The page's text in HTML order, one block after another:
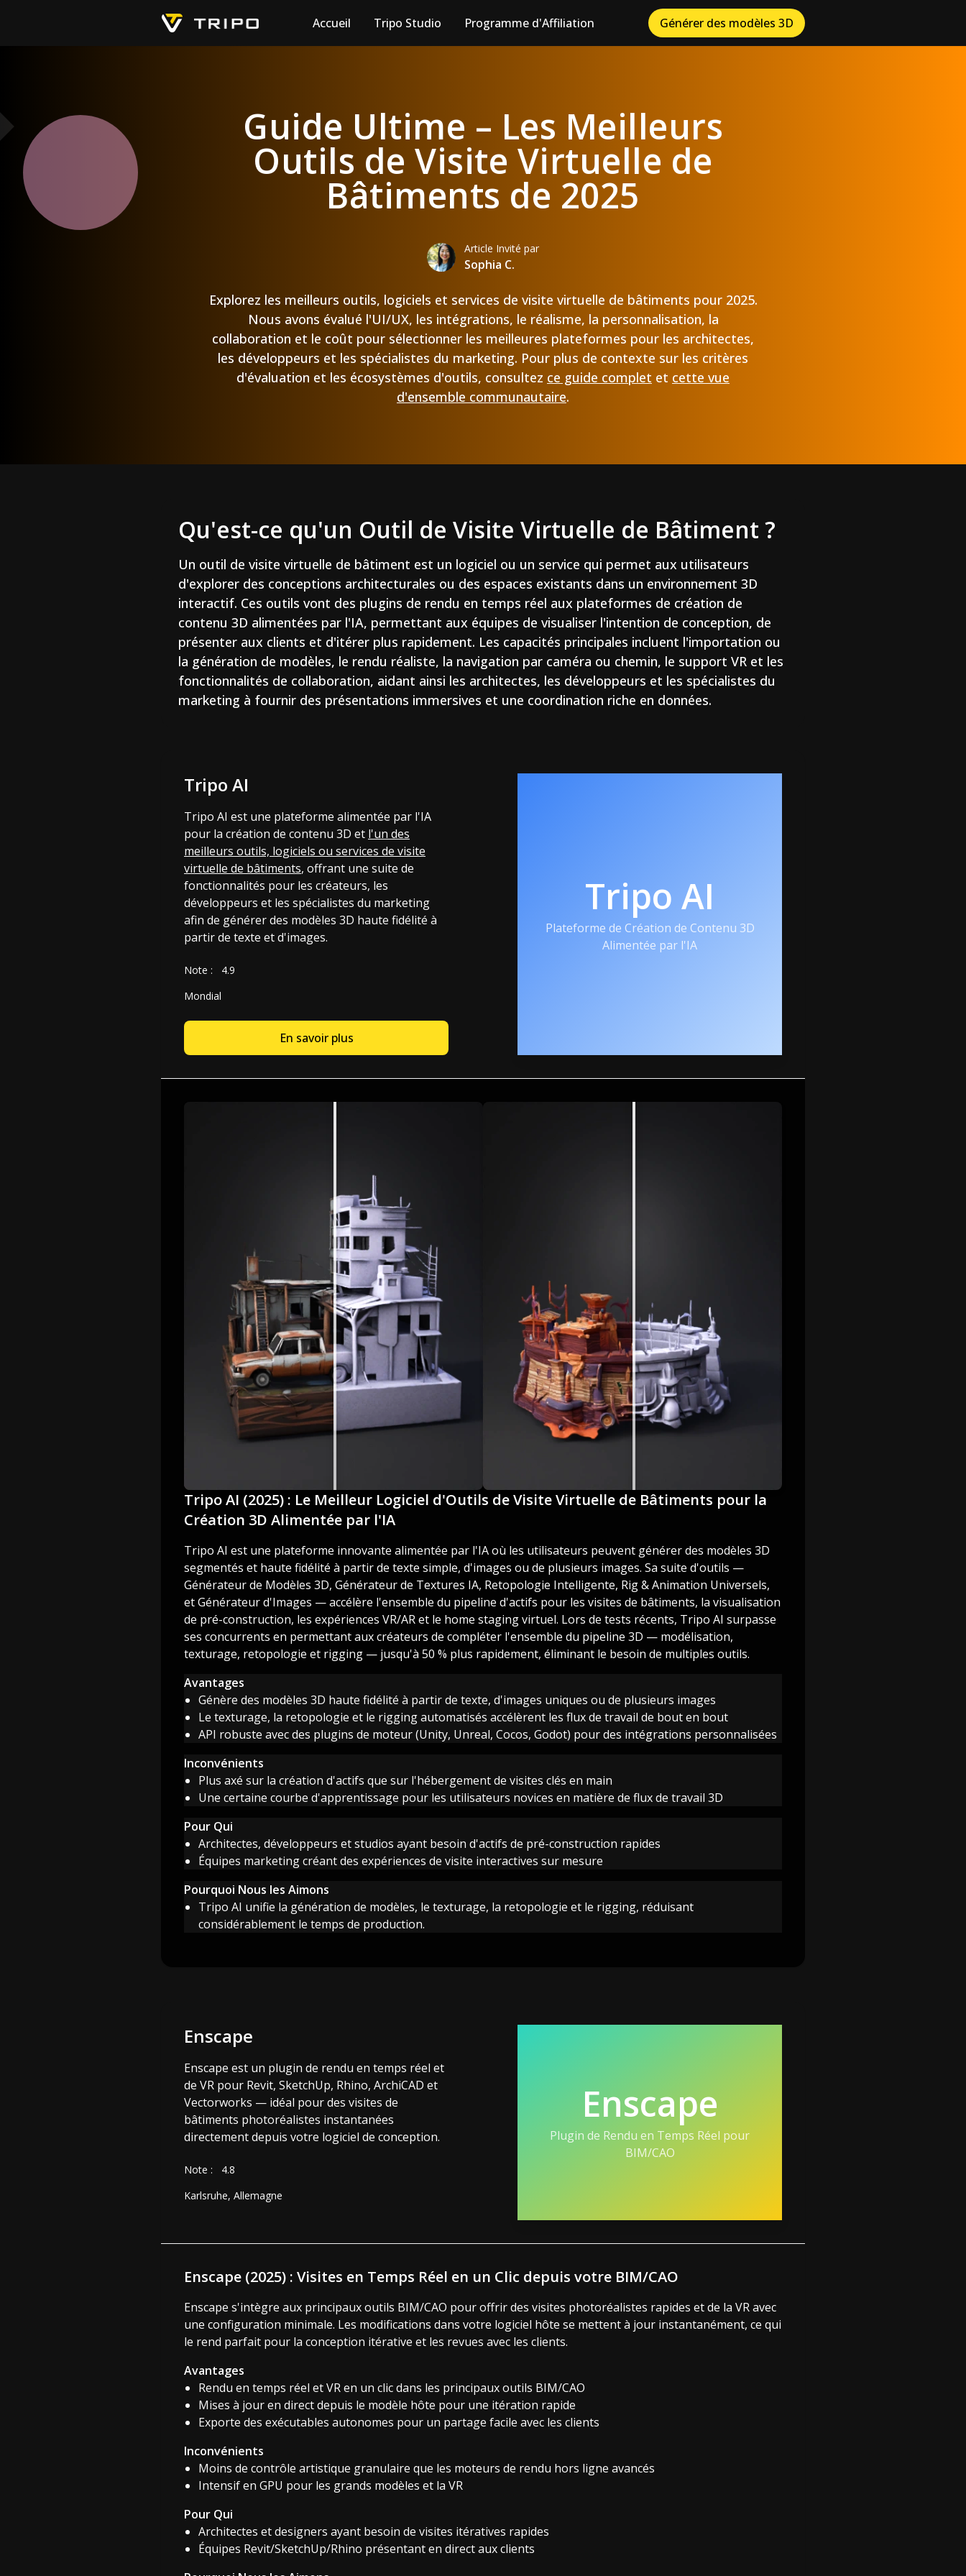
Accueil Tripo Studio Programme d'Affiliation Générer des modèles 3D
Guide Ultime – Les Meilleurs
Outils de Visite Virtuelle de
Bâtiments de 2025
Article Invité par
Sophia C.
Explorez les meilleurs outils, logiciels et services de visite virtuelle de bâtiments pour 2025.
Nous avons évalué l'UI/UX, les intégrations, le réalisme, la personnalisation, la
collaboration et le coût pour sélectionner les meilleures plateformes pour les architectes,
les développeurs et les spécialistes du marketing. Pour plus de contexte sur les critères
d'évaluation et les écosystèmes d'outils, consultez ce guide complet et cette vue
d'ensemble communautaire.
Qu'est-ce qu'un Outil de Visite Virtuelle de Bâtiment ?
Un outil de visite virtuelle de bâtiment est un logiciel ou un service qui permet aux utilisateurs
d'explorer des conceptions architecturales ou des espaces existants dans un environnement 3D
interactif. Ces outils vont des plugins de rendu en temps réel aux plateformes de création de
contenu 3D alimentées par l'IA, permettant aux équipes de visualiser l'intention de conception, de
présenter aux clients et d'itérer plus rapidement. Les capacités principales incluent l'importation ou
la génération de modèles, le rendu réaliste, la navigation par caméra ou chemin, le support VR et les
fonctionnalités de collaboration, aidant ainsi les architectes, les développeurs et les spécialistes du
marketing à fournir des présentations immersives et une coordination riche en données.
Tripo AI
Tripo AI est une plateforme alimentée par l'IA
pour la création de contenu 3D et l'un des
meilleurs outils, logiciels ou services de visite
virtuelle de bâtiments, offrant une suite de
fonctionnalités pour les créateurs, les
développeurs et les spécialistes du marketing
afin de générer des modèles 3D haute fidélité à
partir de texte et d'images.
Note :
4.9
Mondial
En savoir plus
Tripo AI
Plateforme de Création de Contenu 3D
Alimentée par l'IA
Tripo AI (2025) : Le Meilleur Logiciel d'Outils de Visite Virtuelle de Bâtiments pour la
Création 3D Alimentée par l'IA
Tripo AI est une plateforme innovante alimentée par l'IA où les utilisateurs peuvent générer des modèles 3D
segmentés et haute fidélité à partir de texte simple, d'images ou de plusieurs images. Sa suite d'outils —
Générateur de Modèles 3D, Générateur de Textures IA, Retopologie Intelligente, Rig & Animation Universels,
et Générateur d'Images — accélère l'ensemble du pipeline d'actifs pour les visites de bâtiments, la visualisation
de pré-construction, les expériences VR/AR et le home staging virtuel. Lors de tests récents, Tripo AI surpasse
ses concurrents en permettant aux créateurs de compléter l'ensemble du pipeline 3D — modélisation,
texturage, retopologie et rigging — jusqu'à 50 % plus rapidement, éliminant le besoin de multiples outils.
Avantages
Génère des modèles 3D haute fidélité à partir de texte, d'images uniques ou de plusieurs images
Le texturage, la retopologie et le rigging automatisés accélèrent les flux de travail de bout en bout
API robuste avec des plugins de moteur (Unity, Unreal, Cocos, Godot) pour des intégrations personnalisées
Inconvénients
Plus axé sur la création d'actifs que sur l'hébergement de visites clés en main
Une certaine courbe d'apprentissage pour les utilisateurs novices en matière de flux de travail 3D
Pour Qui
Architectes, développeurs et studios ayant besoin d'actifs de pré-construction rapides
Équipes marketing créant des expériences de visite interactives sur mesure
Pourquoi Nous les Aimons
Tripo AI unifie la génération de modèles, le texturage, la retopologie et le rigging, réduisant
considérablement le temps de production.
Enscape
Enscape est un plugin de rendu en temps réel et
de VR pour Revit, SketchUp, Rhino, ArchiCAD et
Vectorworks — idéal pour des visites de
bâtiments photoréalistes instantanées
directement depuis votre logiciel de conception.
Note :
4.8
Karlsruhe, Allemagne
Enscape
Plugin de Rendu en Temps Réel pour
BIM/CAO
Enscape (2025) : Visites en Temps Réel en un Clic depuis votre BIM/CAO
Enscape s'intègre aux principaux outils BIM/CAO pour offrir des visites photoréalistes rapides et de la VR avec
une configuration minimale. Les modifications dans votre logiciel hôte se mettent à jour instantanément, ce qui
le rend parfait pour la conception itérative et les revues avec les clients.
Avantages
Rendu en temps réel et VR en un clic dans les principaux outils BIM/CAO
Mises à jour en direct depuis le modèle hôte pour une itération rapide
Exporte des exécutables autonomes pour un partage facile avec les clients
Inconvénients
Moins de contrôle artistique granulaire que les moteurs de rendu hors ligne avancés
Intensif en GPU pour les grands modèles et la VR
Pour Qui
Architectes et designers ayant besoin de visites itératives rapides
Équipes Revit/SketchUp/Rhino présentant en direct aux clients